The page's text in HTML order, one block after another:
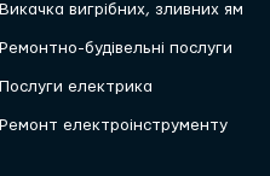
Викачка вигрібних, зливних ям
Ремонтно-будівельні послуги
Послуги електрика
Ремонт електроінструменту